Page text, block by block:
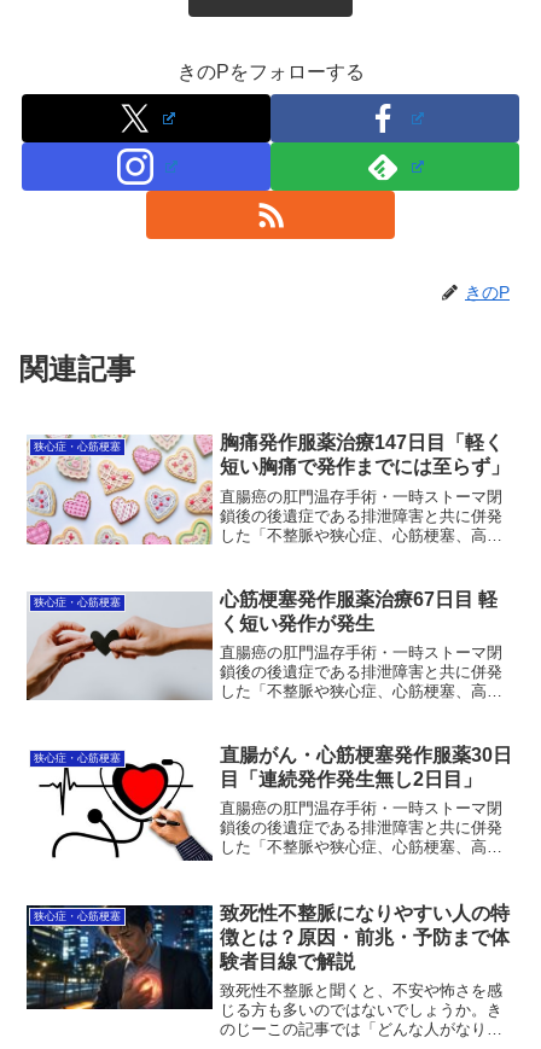
きのPをフォローする
きのP
関連記事
狭心症・心筋梗塞
胸痛発作服薬治療147日目「軽く
短い胸痛で発作までには至らず」
直腸癌の肛門温存手術・一時ストーマ閉
鎖後の後遺症である排泄障害と共に併発
した「不整脈や狭心症、心筋梗塞、高血
作までには至らなかった。最近は夜中に
起こされ胸痛レベルが...
狭心症・心筋梗塞
心筋梗塞発作服薬治療67日目 軽
く短い発作が発生
直腸癌の肛門温存手術・一時ストーマ閉
鎖後の後遺症である排泄障害と共に併発
した「不整脈や狭心症、心筋梗塞、高血
生した。折角、連続5日間発作無しの記録
更新中だったのに勿体...
狭心症・心筋梗塞
直腸がん・心筋梗塞発作服薬30日
目「連続発作発生無し2日目」
直腸癌の肛門温存手術・一時ストーマ閉
鎖後の後遺症である排泄障害と共に併発
した「不整脈や狭心症、心筋梗塞、高血
られず、発作発生もありませんでした。
連続2日発作無しという...
狭心症・心筋梗塞
致死性不整脈になりやすい人の特
徴とは？原因・前兆・予防まで体
験者目線で解説
致死性不整脈と聞くと、不安や怖さを感
じる方も多いのではないでしょうか。き
のじーこの記事では「どんな人がなりや